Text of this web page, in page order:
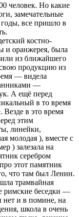
человек. Но какие
замечательные
все пришло в
костно-
и оранжерея, была
из ближайшего
свою продукцию из
— видела
—
А ещё перед
в то время
в это время
этим
линейки,
молодая ), вместе с
) залезала на
серебром
этот памятник
что там был Ленин.
трамвайная
римские беседки —
и в помине, на
школа в очень